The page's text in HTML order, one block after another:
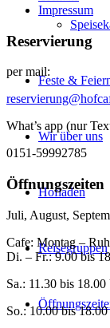
Feste &
Wir über uns
Hofladen
Reisegruppen
Impressum
Reservierung
per mail:
What’s app (nur
0151-59992785
Öffnungszeiten
Juli, August,
Cafe: Montag –
Di. – Fr.: 9.00 bis
Sa.: 11.30 bis
So.: 10.00 bis